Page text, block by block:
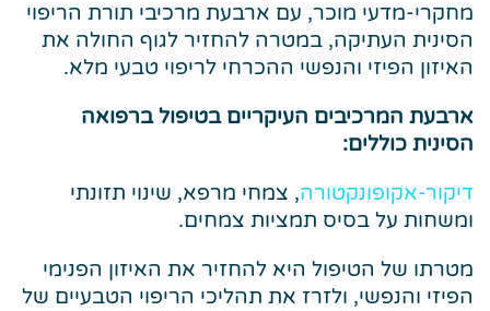
מחקרי-מדעי מוכר, עם ארבעת מרכיבי תורת הריפוי
הסינית העתיקה, במטרה להחזיר לגוף החולה את
האיזון הפיזי והנפשי ההכרחי לריפוי טבעי מלא.
ארבעת המרכיבים העיקריים בטיפול ברפואה
הסינית כוללים:
דיקור-אקופונקטורה, צמחי מרפא, שינוי תזונתי
ומשחות על בסיס תמציות צמחים.
מטרתו של הטיפול היא להחזיר את האיזון הפנימי
הפיזי והנפשי, ולזרז את תהליכי הריפוי הטבעיים של